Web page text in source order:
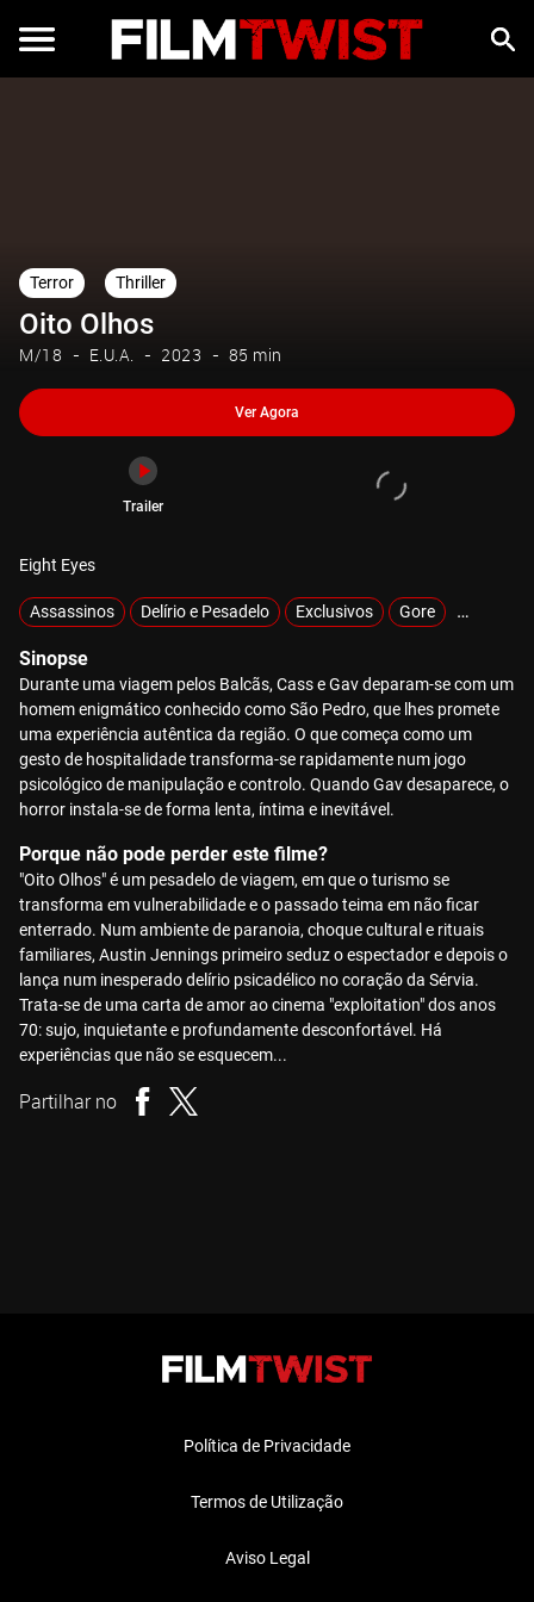
Terror Thriller
Oito Olhos
M/18 E.U.A. 2023 85 min
Ver Agora
Trailer
Eight Eyes
Assassinos Delírio e Pesadelo Exclusivos Gore
Sinopse
Durante uma viagem pelos Balcãs, Cass e Gav deparam-se com um
homem enigmático conhecido como São Pedro, que lhes promete
uma experiência autêntica da região. O que começa como um
gesto de hospitalidade transforma-se rapidamente num jogo
psicológico de manipulação e controlo. Quando Gav desaparece, o
horror instala-se de forma lenta, íntima e inevitável.
Porque não pode perder este filme?
"Oito Olhos" é um pesadelo de viagem, em que o turismo se
transforma em vulnerabilidade e o passado teima em não ficar
enterrado. Num ambiente de paranoia, choque cultural e rituais
familiares, Austin Jennings primeiro seduz o espectador e depois o
lança num inesperado delírio psicadélico no coração da Sérvia.
Trata-se de uma carta de amor ao cinema "exploitation" dos anos
70: sujo, inquietante e profundamente desconfortável. Há
experiências que não se esquecem...
Partilhar no
Política de Privacidade
Termos de Utilização
Aviso Legal